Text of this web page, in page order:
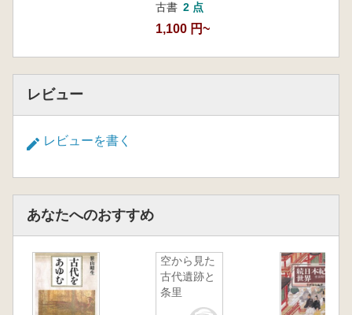
古書 2 点
1,100 円~
レビュー
レビューを書く
あなたへのおすすめ
空から見た
古代遺跡と
条里